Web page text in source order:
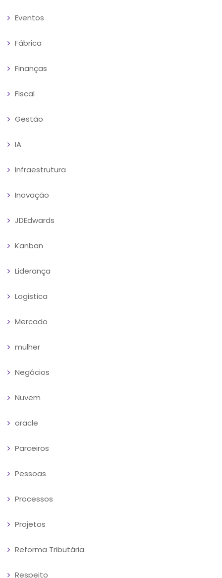
Eventos
Fábrica
Finanças
Fiscal
Gestão
IA
Infraestrutura
Inovação
JDEdwards
Kanban
Liderança
Logistica
Mercado
mulher
Negócios
Nuvem
oracle
Parceiros
Pessoas
Processos
Projetos
Reforma Tributária
Respeito